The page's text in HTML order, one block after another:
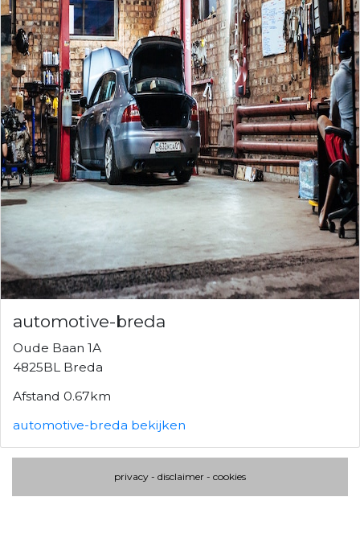
automotive-breda
Oude Baan 1A
4825BL Breda
Afstand 0.67km
automotive-breda bekijken
privacy - disclaimer - cookies